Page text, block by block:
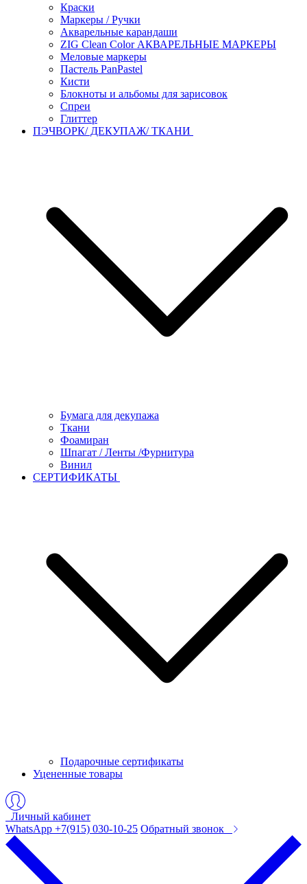
Краски
Маркеры / Ручки
Акварельные карандаши
ZIG Clean Color АКВАРЕЛЬНЫЕ МАРКЕРЫ
Меловые маркеры
Пастель PanPastel
Кисти
Блокноты и альбомы для зарисовок
Спреи
Глиттер
ПЭЧВОРК/ ДЕКУПАЖ/ ТКАНИ
Бумага для декупажа
Ткани
Фоамиран
Шпагат / Ленты /Фурнитура
Винил
СЕРТИФИКАТЫ
Подарочные сертификаты
Уцененные товары
Личный кабинет
WhatsApp +7(915) 030-10-25 Обратный звонок